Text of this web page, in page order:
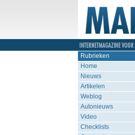
Rubrieken
Home
Nieuws
Artikelen
Weblog
Autonieuws
Video
Checklists